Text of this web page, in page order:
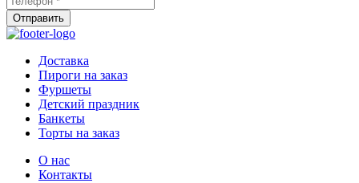
Доставка
Пироги на заказ
Фуршеты
Детский праздник
Банкеты
Торты на заказ
О нас
Контакты